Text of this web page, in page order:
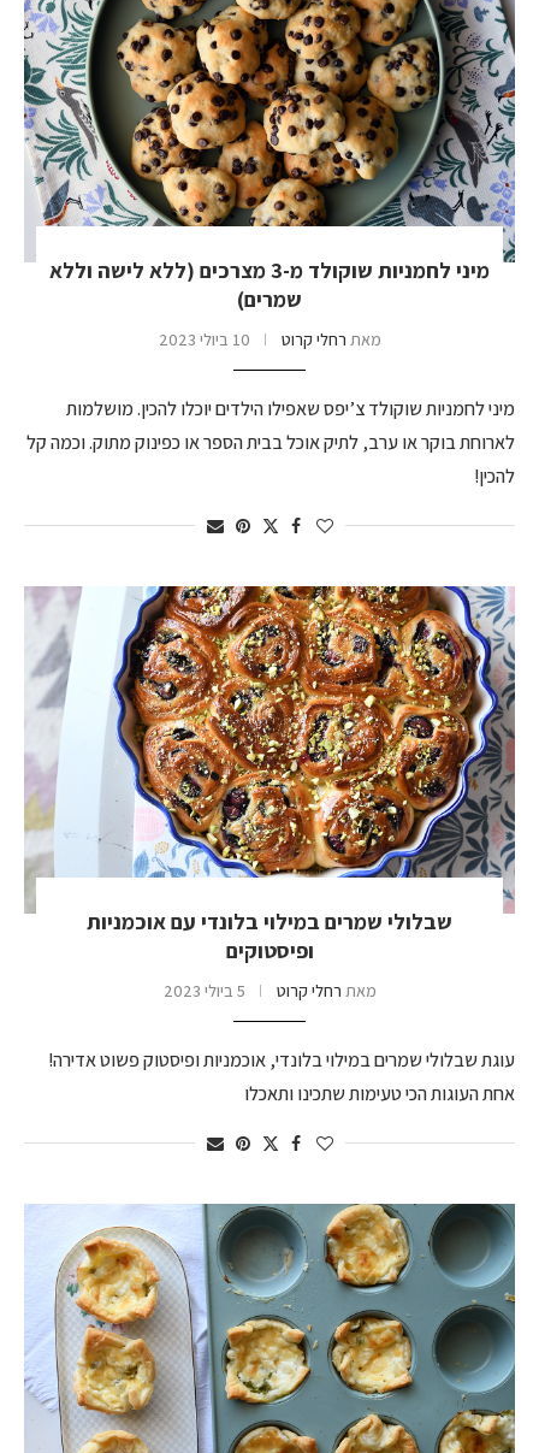
מיני לחמניות שוקולד מ-3 מצרכים (ללא לישה וללא
שמרים)
מאת רחלי קרוט 10 ביולי 2023
מיני לחמניות שוקולד צ’יפס שאפילו הילדים יוכלו להכין. מושלמות
לארוחת בוקר או ערב, לתיק אוכל בבית הספר או כפינוק מתוק. וכמה קל
להכין!
שבלולי שמרים במילוי בלונדי עם אוכמניות
ופיסטוקים
מאת רחלי קרוט 5 ביולי 2023
עוגת שבלולי שמרים במילוי בלונדי, אוכמניות ופיסטוק פשוט אדירה!
אחת העוגות הכי טעימות שתכינו ותאכלו